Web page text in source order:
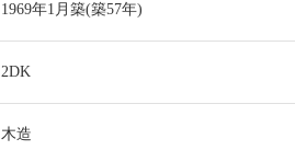
1969年1月築(築57年)
2DK
木造